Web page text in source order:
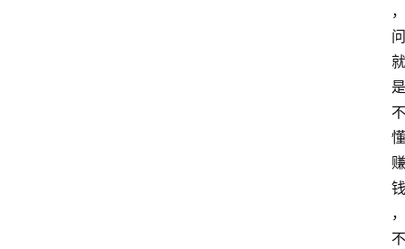
，
问
就
是
不
懂
赚
钱
，
不